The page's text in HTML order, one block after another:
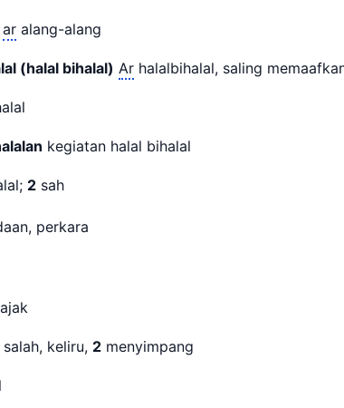
ar alang-alang
(halal bihalal) Ar halalbihalal, saling
kegiatan halal bihalal
2 sah
perkara
salah, keliru, 2 menyimpang